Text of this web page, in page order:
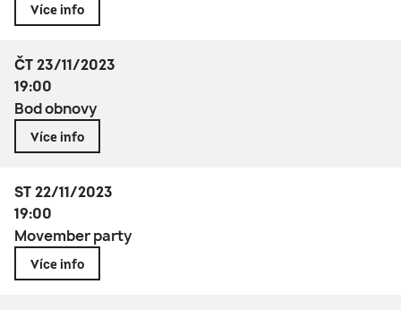
Více info
ČT 23/11/2023
19:00
Bod obnovy
Více info
ST 22/11/2023
19:00
Movember party
Více info